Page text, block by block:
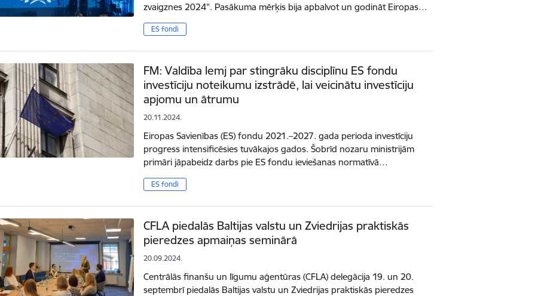
zvaigznes 2024”. Pasākuma mērķis bija apbalvot un godināt Eiropas…
ES fondi
FM: Valdība lemj par stingrāku disciplīnu ES fondu
investīciju noteikumu izstrādē, lai veicinātu investīciju
apjomu un ātrumu
20.11.2024.
Eiropas Savienības (ES) fondu 2021.–2027. gada perioda investīciju
progress intensificēsies tuvākajos gados. Šobrīd nozaru ministrijām
primāri jāpabeidz darbs pie ES fondu ieviešanas normatīvā…
ES fondi
CFLA piedalās Baltijas valstu un Zviedrijas praktiskās
pieredzes apmaiņas seminārā
20.09.2024.
Centrālās finanšu un līgumu aģentūras (CFLA) delegācija 19. un 20.
septembrī piedalās Baltijas valstu un Zviedrijas praktiskās pieredzes